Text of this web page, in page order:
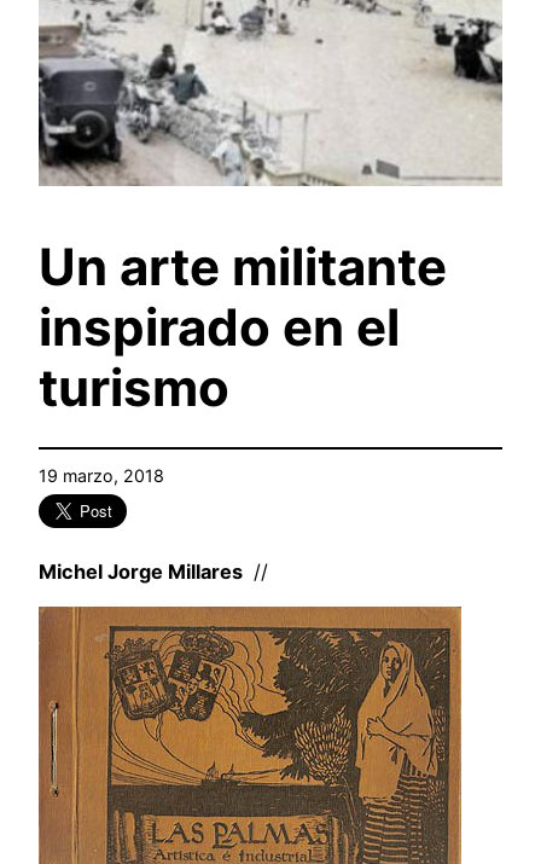
Un arte militante
inspirado en el
turismo
19 marzo, 2018
Michel Jorge Millares //